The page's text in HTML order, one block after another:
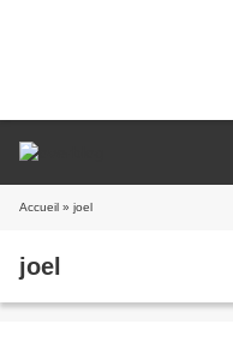
Accueil » joel
joel